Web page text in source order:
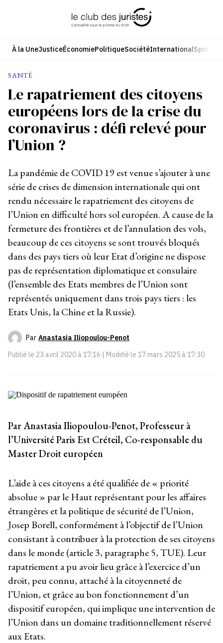
À la UneJusticeÉconomiePolitiqueSociétéInternationalSport
SANTÉ
Le rapatriement des citoyens
européens lors de la crise du
coronavirus : défi relevé pour
l’Union ?
La pandémie de COVID 19 est venue s’ajouter à une
série de crises de dimension internationale qui ont
rendu nécessaire le rapatriement des citoyens de
l’Union en difficulté hors sol européen. A cause de la
fermeture des frontières et de l’annulation des vols,
beaucoup de ces citoyens se sont trouvés bloqués
dans des pays tiers où leur Etat d’origine ne dispose
pas de représentation diplomatique et consulaire
(l’ensemble des Etats membres de l’Union sont
représentés uniquement dans trois pays tiers : les
Etats Unis, la Chine et la Russie).
Par Anastasia Iliopoulou-Penot
Publié le 23 avril 2020 à 17:16 | Modifié le 17 mars 2025 à 17:30
Par Anastasia Iliopoulou-Penot, Professeur à
l’Université Paris Est Créteil, Co-responsable du
Master Droit européen
L’aide à ces citoyens a été qualifiée de « priorité
absolue » par le Haut représentant pour les affaires
étrangères et la politique de sécurité de l’Union,
Josep Borell, conformément à l’objectif de l’Union
consistant à contribuer à la protection de ses citoyens
dans le monde (article 3, paragraphe 5, TUE). Leur
rapatriement a pu avoir lieu grâce à l’exercice d’un
droit, peu connu, attaché à la citoyenneté de
l’Union, et grâce au bon fonctionnement d’un
dispositif européen, qui implique une intervention de
l’Union dans un domaine traditionnellement réservé
aux Etats.